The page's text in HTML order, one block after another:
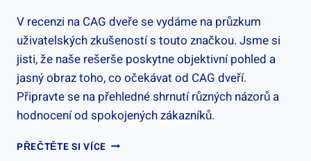
V recenzi na CAG dveře se vydáme na průzkum
uživatelských zkušeností s touto značkou. Jsme si
jisti, že naše rešerše poskytne objektivní pohled a
jasný obraz toho, co očekávat od CAG dveří.
Připravte se na přehledné shrnutí různých názorů a
hodnocení od spokojených zákazníků.
PŘEČTĚTE SI VÍCECAG